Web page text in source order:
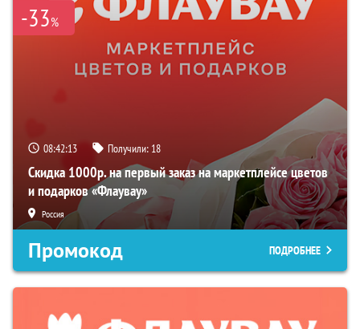
-33%
08:42:12 Получили: 18
Скидка 1000р. на первый заказ на маркетплейсе цветов
и подарков «Флаувау»
Россия
Промокод ПОДРОБНЕЕ